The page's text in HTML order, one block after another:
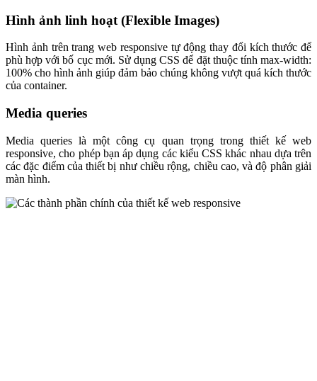
Hình ảnh linh hoạt (Flexible Images)
Hình ảnh trên trang web responsive tự động thay đổi kích thước để
phù hợp với bố cục mới. Sử dụng CSS để đặt thuộc tính max-width:
100% cho hình ảnh giúp đảm bảo chúng không vượt quá kích thước
của container.
Media queries
Media queries là một công cụ quan trọng trong thiết kế web
responsive, cho phép bạn áp dụng các kiểu CSS khác nhau dựa trên
các đặc điểm của thiết bị như chiều rộng, chiều cao, và độ phân giải
màn hình.